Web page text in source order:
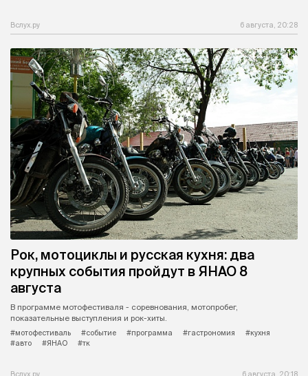
Вслух.ру 6 августа, 20:28
Рок, мотоциклы и русская кухня: два
крупных события пройдут в ЯНАО 8
августа
В программе мотофестиваля - соревнования, мотопробег,
показательные выступления и рок-хиты.
#мотофестиваль
#событие #программа #гастрономия
#кухня
#авто
#ЯНАО #тк
Вслух.ру 6 августа, 20:18